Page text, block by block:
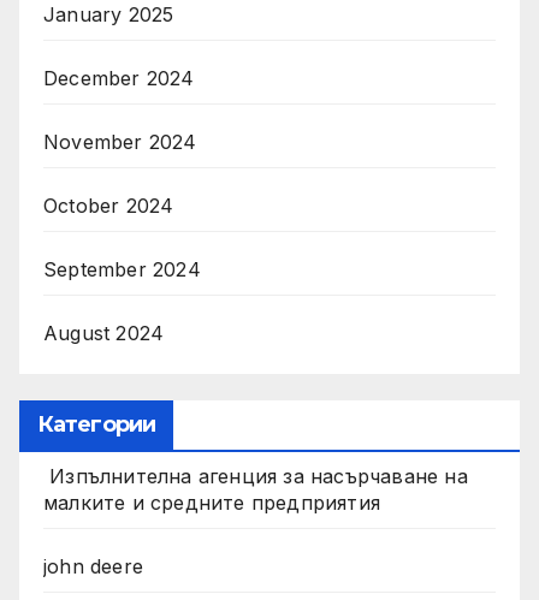
January 2025
December 2024
November 2024
October 2024
September 2024
August 2024
Категории
Изпълнителна агенция за насърчаване на
малките и средните предприятия
john deere